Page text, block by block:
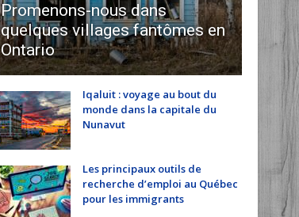
Promenons-nous dans
quelques villages fantômes en
Ontario
Iqaluit : voyage au bout du
monde dans la capitale du
Nunavut
Les principaux outils de
recherche d’emploi au Québec
pour les immigrants